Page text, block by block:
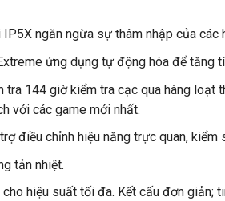
ngăn ngừa sự thâm nhập của các
ứng dụng tự động hóa để tăng
tra 144 giờ kiểm tra cạc qua hàng loạt
với các game mới nhất.
điều chỉnh hiệu năng trực quan, kiểm
tản nhiệt.
hiệu suất tối đa. Kết cấu đơn giản;